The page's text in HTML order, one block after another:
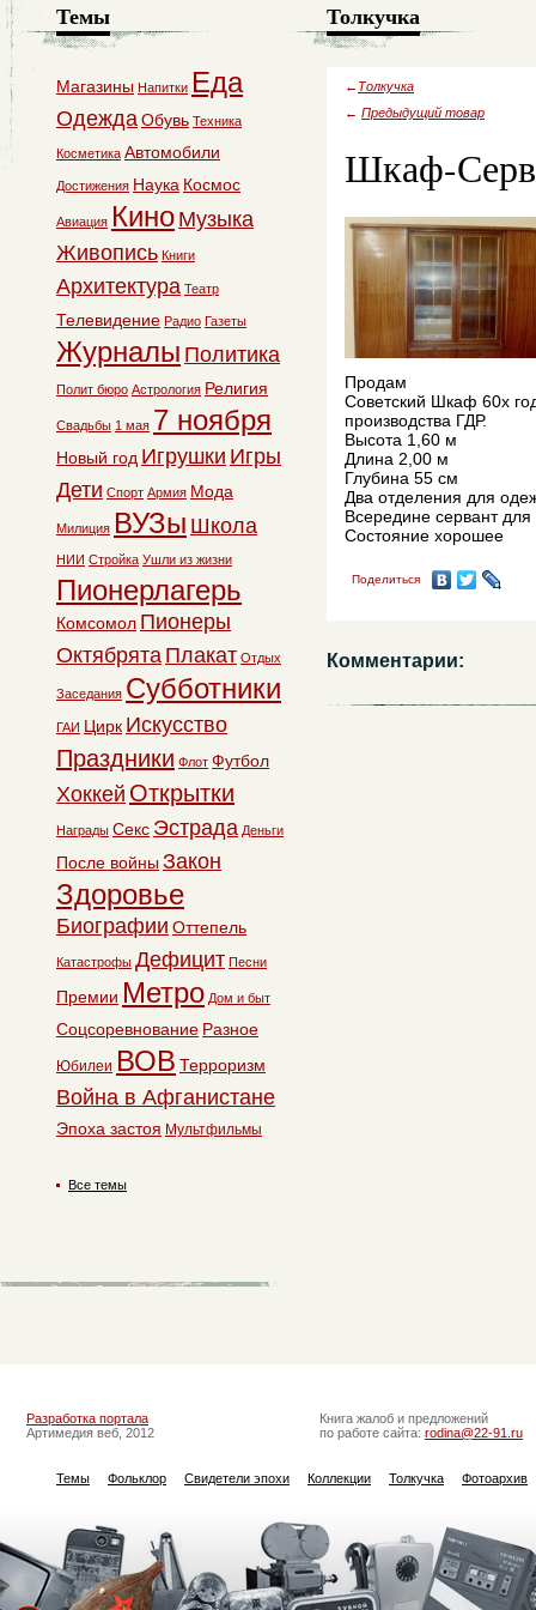
Толкучка
← Толкучка
← Предыдущий товар
Шкаф-
Продам
Советский Шкаф 60х
производства ГДР.
Высота 1,60 м
Длина 2,00 м
Глубина 55 см
Два отделения для
Всередине сервант
Состояние хорошее
Поделиться
Комментарии:
Темы
Магазины Напитки Еда
ОдеждаОбувь Техника
Косметика Автомобили
Достижения Наука Космос
Авиация Кино Музыка
Живопись Книги
Архитектура Театр
Телевидение Радио Газеты
Журналы Политика
Полит бюро Астрология Религия
Свадьбы 1 мая 7 ноября
Новый год Игрушки Игры
Дети Спорт Армия Мода
Милиция ВУЗы Школа
НИИ Стройка Ушли из жизни
Пионерлагерь
Комсомол Пионеры
Октябрята Плакат Отдых
Заседания Субботники
ГАИ Цирк Искусство
Праздники Флот Футбол
Хоккей Открытки
Награды Секс Эстрада Деньги
После войны Закон
Здоровье
Биографии Оттепель
Катастрофы Дефицит Песни
Премии Метро Дом и быт
Соцсоревнование Разное
Юбилеи ВОВ Терроризм
Война в Афганистане
Эпоха застоя Мультфильмы
Все темы
Разработка портала
Артимедия веб, 2012
Книга жалоб и предложений
по работе сайта: rodina@22-91.ru
Темы Фольклор Свидетели эпохи Коллекции Толкучка Фотоархив